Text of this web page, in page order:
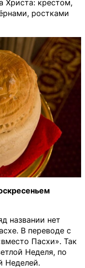
Христа: крестом,
ростками
названии нет
В переводе с
Пасхи». Так
Неделя, по
Неделей.